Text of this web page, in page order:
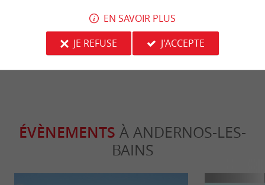
435 m - Andernos-les-Bains
ÉVÈNEMENTS À ANDERNOS-LES-
BAINS
EN SAVOIR PLUS
JE REFUSE
J'ACCEPTE